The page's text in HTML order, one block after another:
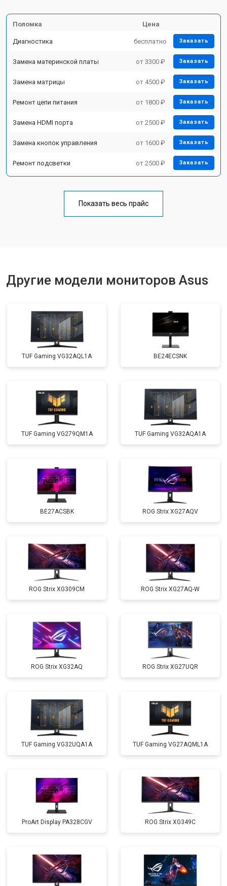
Поломка Цена
Диагностика бесплатно Заказать
Замена материнской платы от 3300 ₽ Заказать
Замена матрицы от 4500 ₽ Заказать
Ремонт цепи питания от 1800 ₽ Заказать
Замена HDMI порта от 2500 ₽ Заказать
Замена кнопок управления от 1600 ₽ Заказать
Ремонт подсветки от 2500 ₽ Заказать
Показать весь прайс
Другие модели мониторов Asus
TUF Gaming VG32AQL1A BE24ECSNK
TUF Gaming VG279QM1A TUF Gaming VG32AQA1A
BE27ACSBK ROG Strix XG27AQV
ROG Strix XG309CM ROG Strix XG27AQ-W
ROG Strix XG32AQ ROG Strix XG27UQR
TUF Gaming VG32UQA1A TUF Gaming VG27AQML1A
ProArt Display PA328CGV ROG Strix XG349C